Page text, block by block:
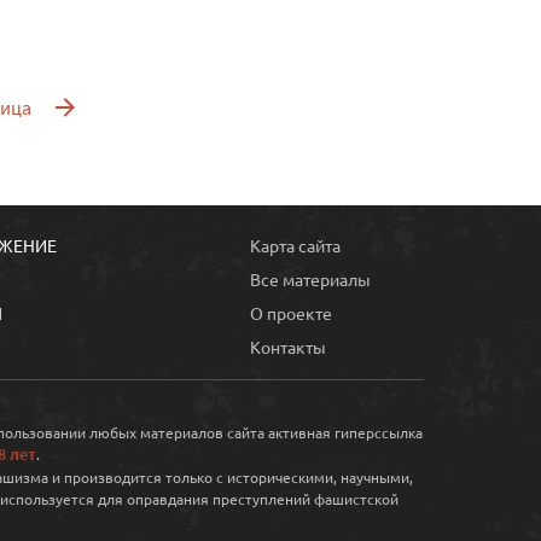
Карта сайта
Все материалы
О проекте
Контакты
любых материалов сайта активная гиперссылка
лет.
и производится только с историческими, научными,
для оправдания преступлений фашистской